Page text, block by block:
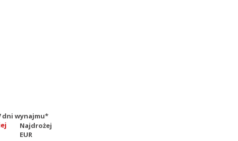
dni wynajmu*
Najdrożej
EUR